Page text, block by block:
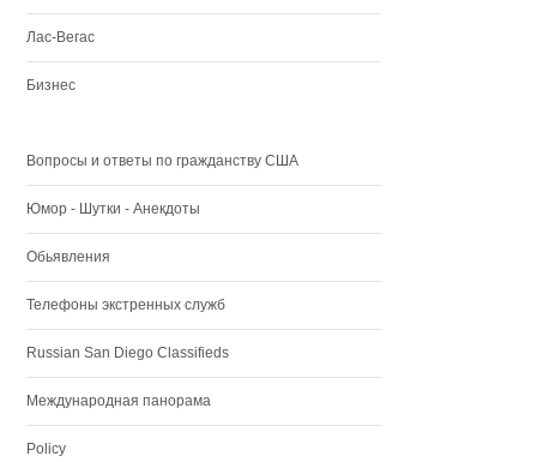
Лас-Вегас
Бизнес
Вопросы и ответы по гражданству США
Юмор - Шутки - Анекдоты
Обьявления
Телефоны экстренных служб
Russian San Diego Classifieds
Международная панорама
Policy